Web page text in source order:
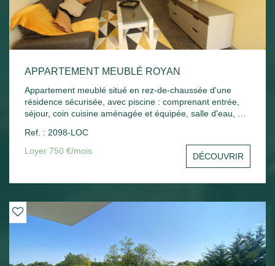
APPARTEMENT MEUBLÉ ROYAN
Appartement meublé situé en rez-de-chaussée d'une
résidence sécurisée, avec piscine : comprenant entrée,
séjour, coin cuisine aménagée et équipée, salle d'eau, wc,
Chauffage électrique.
Ref. : 2098-LOC
Loyer 750 €/mois
DÉCOUVRIR